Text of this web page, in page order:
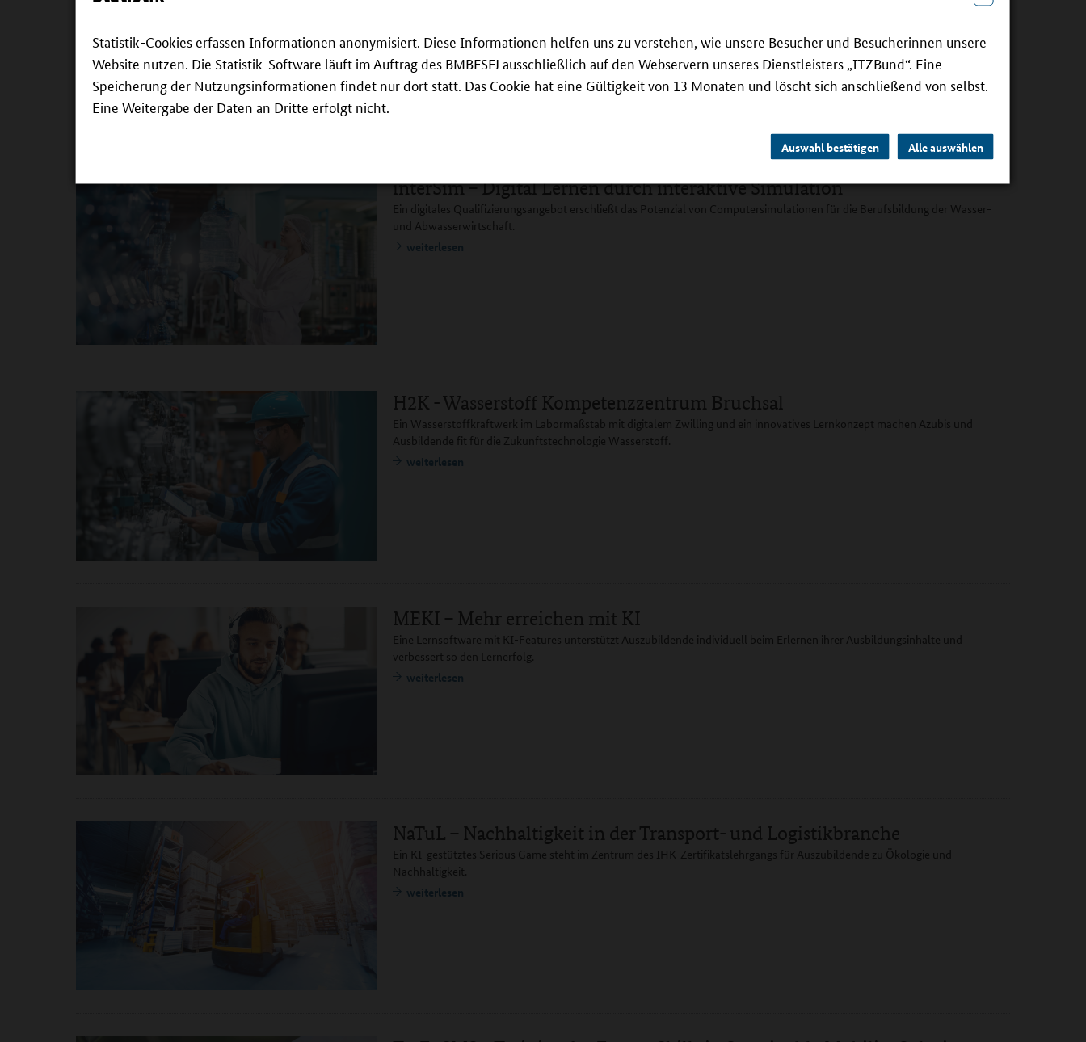
Statistik-Cookies erfassen Informationen anonymisiert. Diese Informationen helfen uns zu verstehen, wie unsere Besucher und Besucherinnen unsere
Website nutzen. Die Statistik-Software läuft im Auftrag des BMBFSFJ ausschließlich auf den Webservern unseres Dienstleisters „ITZBund“. Eine
Speicherung der Nutzungsinformationen findet nur dort statt. Das Cookie hat eine Gültigkeit von 13 Monaten und löscht sich anschließend von selbst.
Eine Weitergabe der Daten an Dritte erfolgt nicht.
Auswahl bestätigen Alle auswählen
interSim – Digital Lernen durch interaktive Simulation
Ein digitales Qualifizierungsangebot erschließt das Potenzial von Computersimulationen für die Berufsbildung der Wasser-
und Abwasserwirtschaft.
weiterlesen
H2K - Wasserstoff Kompetenzzentrum Bruchsal
Ein Wasserstoffkraftwerk im Labormaßstab mit digitalem Zwilling und ein innovatives Lernkonzept machen Azubis und
Ausbildende fit für die Zukunftstechnologie Wasserstoff.
weiterlesen
MEKI – Mehr erreichen mit KI
Eine Lernsoftware mit KI-Features unterstützt Auszubildende individuell beim Erlernen ihrer Ausbildungsinhalte und
verbessert so den Lernerfolg.
weiterlesen
NaTuL – Nachhaltigkeit in der Transport- und Logistikbranche
Ein KI-gestütztes Serious Game steht im Zentrum des IHK-Zertifikatslehrgangs für Auszubildende zu Ökologie und
Nachhaltigkeit.
weiterlesen